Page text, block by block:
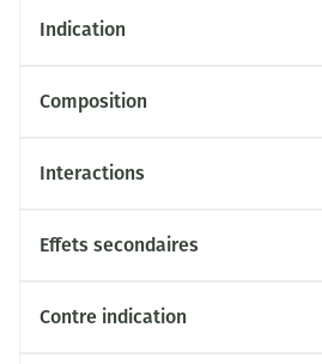
Indication
Composition
Interactions
Effets secondaires
Contre indication